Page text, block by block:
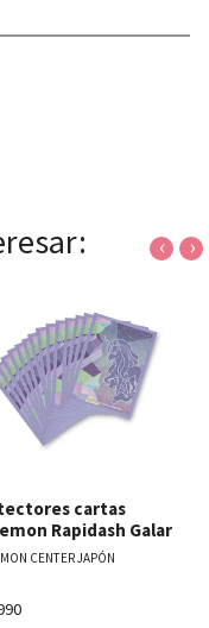
cartas
Rapidash Galar
CENTER JAPÓN
‹ ›